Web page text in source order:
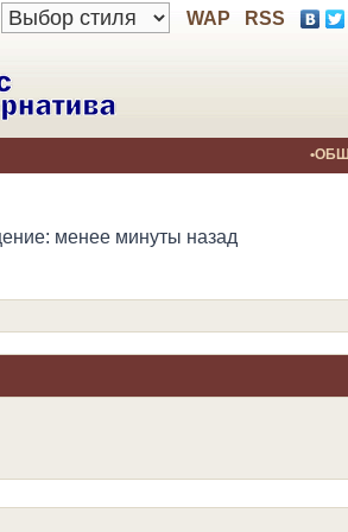
WAP RSS
менее минуты назад